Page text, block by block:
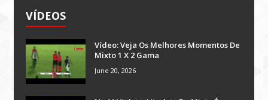
VÍDEOS
Vídeo: Veja Os Melhores Momentos De
Mixto 1 X 2 Gama
June 20, 2026